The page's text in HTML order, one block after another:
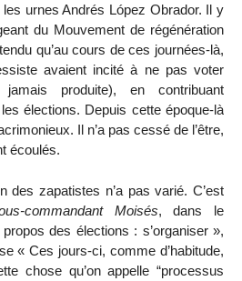
urnes Andrés López Obrador. Il y
du Mouvement de régénération
qu’au cours de ces journées-là,
avaient incité à ne pas voter
produite), en contribuant
élections. Depuis cette époque-là
Il n’a pas cessé de l’être,
écoulés.
des zapatistes n’a pas varié. C’est
commandant Moisés, dans le
des élections : s’organiser »,
« Ces jours-ci, comme d’habitude,
chose qu’on appelle “processus